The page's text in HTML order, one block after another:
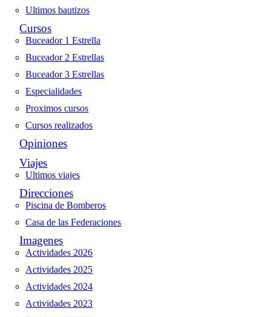
Ultimos bautizos
Cursos
Buceador 1 Estrella
Buceador 2 Estrellas
Buceador 3 Estrellas
Especialidades
Proximos cursos
Cursos realizados
Opiniones
Viajes
Ultimos viajes
Direcciones
Piscina de Bomberos
Casa de las Federaciones
Imagenes
Actividades 2026
Actividades 2025
Actividades 2024
Actividades 2023